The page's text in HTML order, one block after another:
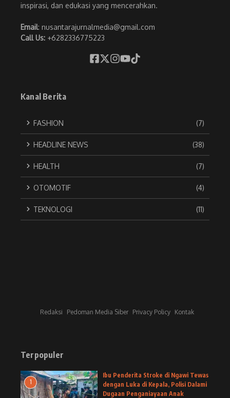
inspirasi, dan edukasi yang mencerahkan.
Email: nusantarajurnalmedia@gmail.com
Call Us: +6282336775223
Kanal Berita
FASHION (7)
HEADLINE NEWS (38)
HEALTH (7)
OTOMOTIF (4)
TEKNOLOGI (11)
Redaksi Pedoman Media Siber Privacy Policy Kontak
Terpopuler
1
Ibu Penderita Stroke di Ngawi Tewas
dengan Luka di Kepala, Polisi Dalami
Dugaan Penganiayaan Anak